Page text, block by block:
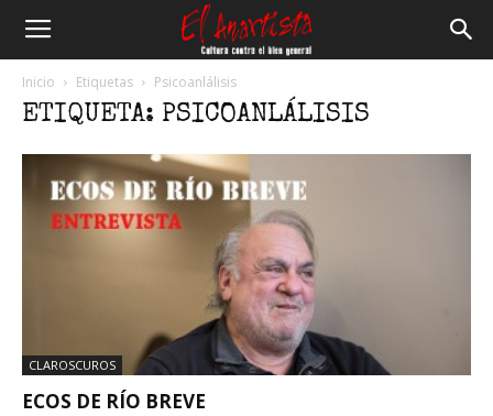
Inicio Etiquetas Psicoanlálisis
ETIQUETA: PSICOANLÁLISIS
CLAROSCUROS
ECOS DE RÍO BREVE